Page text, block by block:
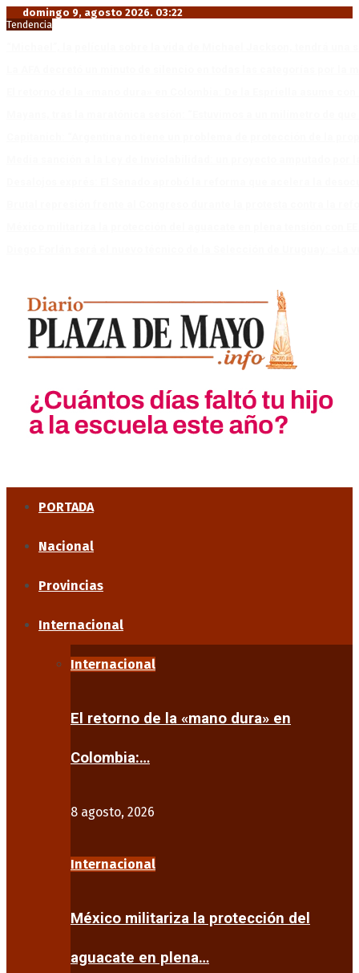
domingo 9, agosto 2026. 03:22
Tendencia
PORTADA
Nacional
Provincias
Internacional
Internacional
El retorno de la «mano dura» en
Colombia:…
8 agosto, 2026
Internacional
México militariza la protección del
aguacate en plena…